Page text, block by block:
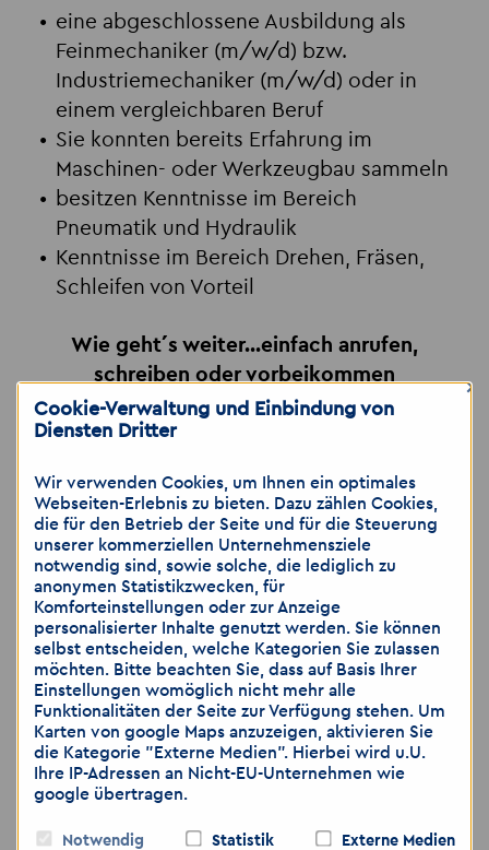
eine abgeschlossene Ausbildung als
Feinmechaniker (m/w/d) bzw.
Industriemechaniker (m/w/d) oder in
einem vergleichbaren Beruf
Sie konnten bereits Erfahrung im
Maschinen- oder Werkzeugbau sammeln
besitzen Kenntnisse im Bereich
Pneumatik und Hydraulik
Kenntnisse im Bereich Drehen, Fräsen,
Schleifen von Vorteil
Wie geht´s weiter...einfach anrufen,
schreiben oder vorbeikommen
📍Akzent Personaldienstleistungen GmbH
Niederlassung Altenburg
Johannisstraße 7
04600 Altenburg
📞 03447 3744411
📱 0157 73 73 74 32
📧 altenburg@akzent-personal.de
🌐www.akzent-personal.de/jobs-in-
Altenburg
Cookie-Verwaltung und Einbindung von
Diensten Dritter
×
Wir verwenden Cookies, um Ihnen ein optimales
Webseiten-Erlebnis zu bieten. Dazu zählen Cookies,
die für den Betrieb der Seite und für die Steuerung
unserer kommerziellen Unternehmensziele
notwendig sind, sowie solche, die lediglich zu
anonymen Statistikzwecken, für
Komforteinstellungen oder zur Anzeige
personalisierter Inhalte genutzt werden. Sie können
selbst entscheiden, welche Kategorien Sie zulassen
möchten. Bitte beachten Sie, dass auf Basis Ihrer
Einstellungen womöglich nicht mehr alle
Funktionalitäten der Seite zur Verfügung stehen. Um
Karten von google Maps anzuzeigen, aktivieren Sie
die Kategorie "Externe Medien". Hierbei wird u.U.
Ihre IP-Adressen an Nicht-EU-Unternehmen wie
google übertragen.
Notwendig Statistik Externe Medien